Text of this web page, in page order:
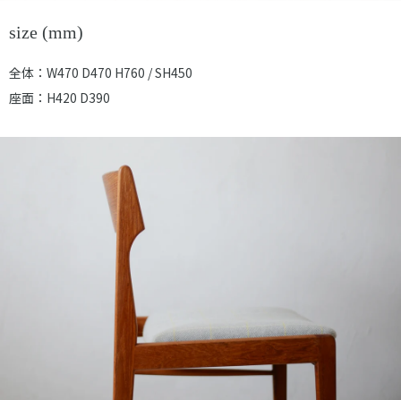
size (mm)
全体：W470 D470 H760 / SH450
座面：H420 D390